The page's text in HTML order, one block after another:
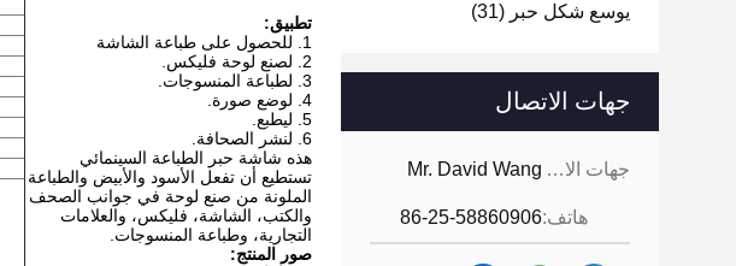
يوسع شكل حبر (31)
جهات الاتصال
جهات الاتصال: Mr. David Wang
هاتف:86-25-58860906
تطبيق:
1. للحصول على طباعة الشاشة
2. لصنع لوحة فليكس.
3. لطباعة المنسوجات.
4. لوضع صورة.
5. ليطبع.
6. لنشر الصحافة.
هذه شاشة حبر الطباعة السينمائي
تستطيع أن تفعل الأسود والأبيض والطباعة
الملونة من صنع لوحة في جوانب الصحف
والكتب، الشاشة، فليكس، والعلامات
التجارية، وطباعة المنسوجات.
صور المنتج: